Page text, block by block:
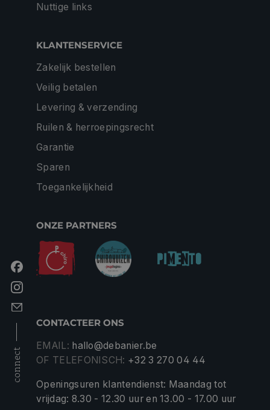
connect
Nuttige links
KLANTENSERVICE
Zakelijk bestellen
Veilig betalen
Levering & verzending
Ruilen & herroepingsrecht
Garantie
Sparen
Toegankelijkheid
ONZE PARTNERS
CONTACTEER ONS
EMAIL: hallo@debanier.be
OF TELEFONISCH: +32 3 270 04 44
Openingsuren klantendienst: Maandag tot
vrijdag: 8.30 - 12.30 uur en 13.00 - 17.00 uur